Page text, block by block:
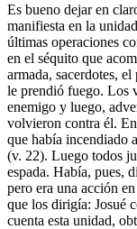
Es bueno dejar en
manifiesta en la
últimas operaciones
en el séquito que
armada, sacerdotes,
le prendió fuego. Los
enemigo y luego,
volvieron contra él.
que había incendiado
(v. 22). Luego todos
espada. Había, pues,
pero era una acción
que los dirigía: Josué
cuenta esta unidad,